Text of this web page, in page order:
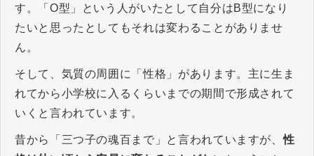
す。「O型」という人がいたとして自分はB型になり
たいと思ったとしてもそれは変わることがありませ
ん。
そして、気質の周囲に「性格」があります。主に生ま
れてから小学校に入るくらいまでの期間で形成されて
いくと言われています。
昔から「三つ子の魂百まで」と言われていますが、性